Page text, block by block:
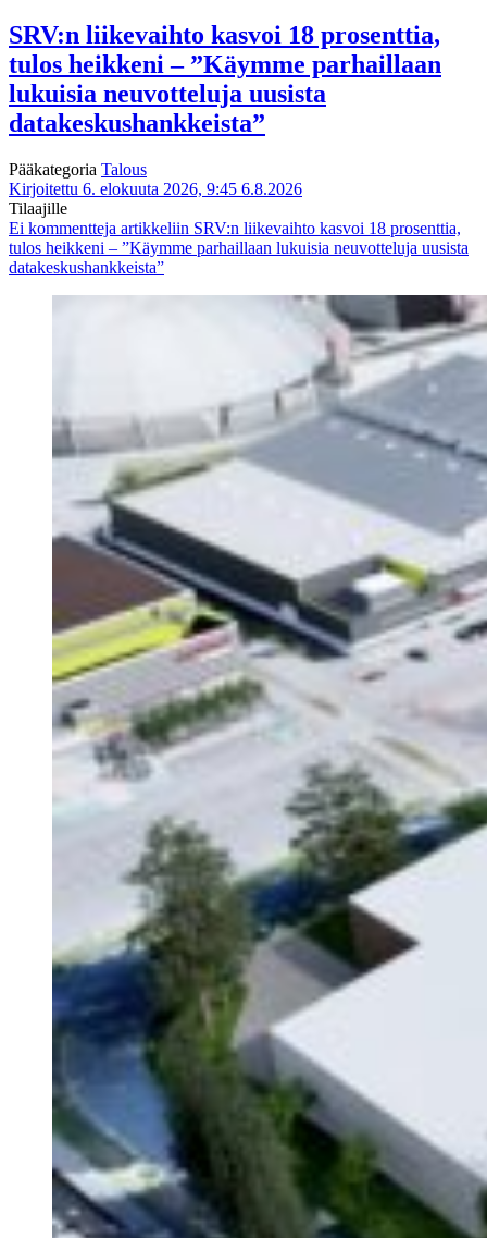
SRV:n liikevaihto kasvoi 18 prosenttia,
tulos heikkeni – ”Käymme parhaillaan
lukuisia neuvotteluja uusista
datakeskushankkeista”
Pääkategoria Talous
Kirjoitettu 6. elokuuta 2026, 9:45 6.8.2026
Tilaajille
Ei kommentteja artikkeliin SRV:n liikevaihto kasvoi 18 prosenttia,
tulos heikkeni – ”Käymme parhaillaan lukuisia neuvotteluja uusista
datakeskushankkeista”